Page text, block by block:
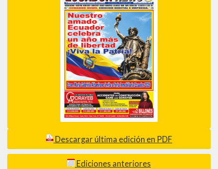
Descargar última edición en PDF
Ediciones anteriores